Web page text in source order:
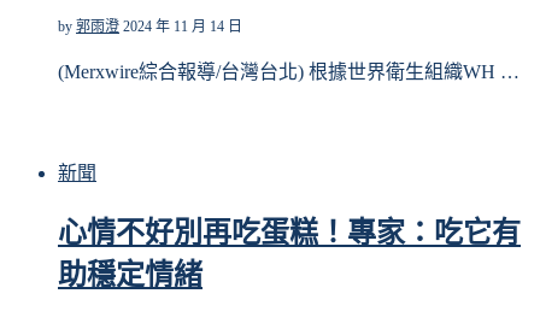
by 郭雨澄 2024 年 11 月 14 日
(Merxwire綜合報導/台灣台北) 根據世界衛生組織WH …
新聞
心情不好別再吃蛋糕！專家：吃它有
助穩定情緒